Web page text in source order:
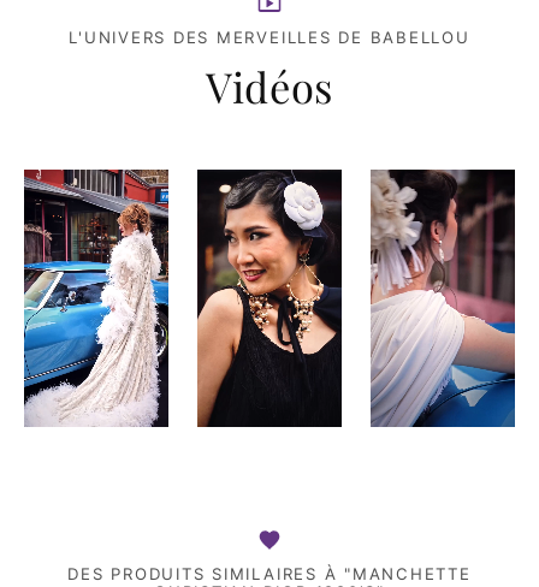
L'UNIVERS DES MERVEILLES DE BABELLOU
Vidéos
DES PRODUITS SIMILAIRES À "MANCHETTE